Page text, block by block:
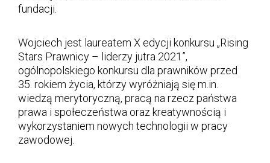
fundacji.
Wojciech jest laureatem X edycji konkursu „Rising
Stars Prawnicy – liderzy jutra 2021”,
ogólnopolskiego konkursu dla prawników przed
35. rokiem życia, którzy wyróżniają się m.in.
wiedzą merytoryczną, pracą na rzecz państwa
prawa i społeczeństwa oraz kreatywnością i
wykorzystaniem nowych technologii w pracy
zawodowej.